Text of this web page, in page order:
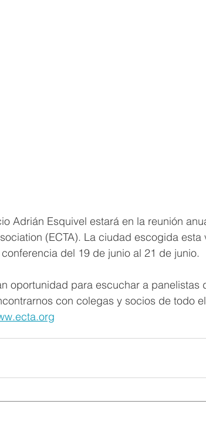
Adrián Esquivel estará en la reunión
(ECTA). La ciudad escogida
del 19 de junio al 21 de junio.
oportunidad para escuchar a panelistas
con colegas y socios de todo